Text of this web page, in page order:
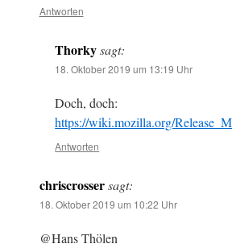
Antworten
Thorkysagt:
18. Oktober 2019 um 13:19 Uhr
Doch, doch:
https://wiki.mozilla.org/
Antworten
chriscrosser sagt:
18. Oktober 2019 um 10:22 Uhr
@Hans Thölen